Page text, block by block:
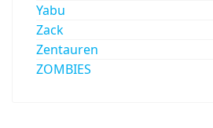
Yabu
Zack
Zentauren
ZOMBIES